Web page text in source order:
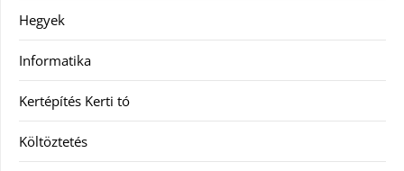
Hegyek
Informatika
Kertépítés Kerti tó
Költöztetés